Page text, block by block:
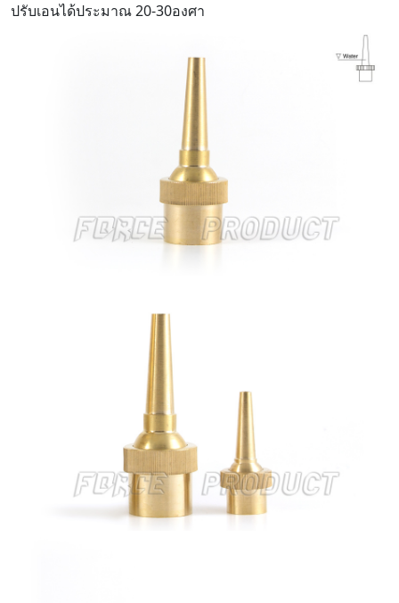
ปรับเอนได้ประมาณ 20-30องศา